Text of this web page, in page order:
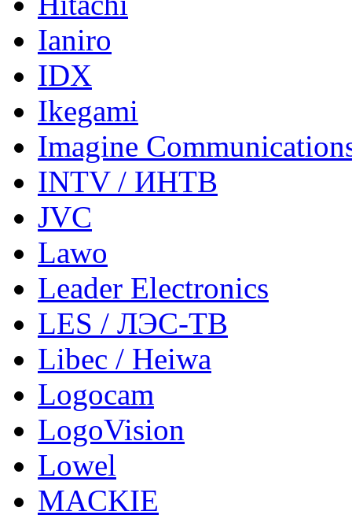
Ianiro
IDX
Ikegami
Imagine
INTV / ИНТВ
JVC
Lawo
Leader Electronics
LES / ЛЭС-ТВ
Libec / Heiwa
Logocam
LogoVision
Lowel
MACKIE